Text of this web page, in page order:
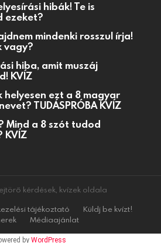
hibák! Te is
ezeket?
mindenki rosszul írja!
vagy?
hiba, amit muszáj
KVÍZ
helyesen ezt a 8 magyar
TUDÁSPRÓBA KVÍZ
Mind a 8 szót tudod
KVÍZ
kérdések, kvízek oldala
tájékoztató
Küldj be kvízt!
Médiaajánlat
by WordPress